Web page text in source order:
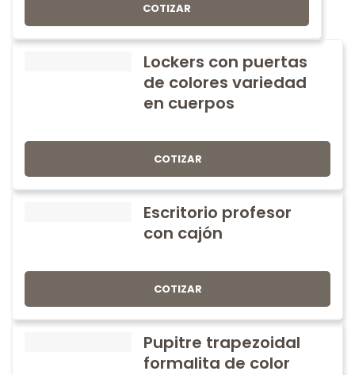
COTIZAR
Lockers con puertas
de colores variedad
en cuerpos
COTIZAR
Escritorio profesor
con cajón
COTIZAR
Pupitre trapezoidal
formalita de color